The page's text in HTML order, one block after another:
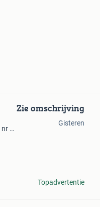
nr 3
Zie omschrijving
Gisteren
Topadvertentie